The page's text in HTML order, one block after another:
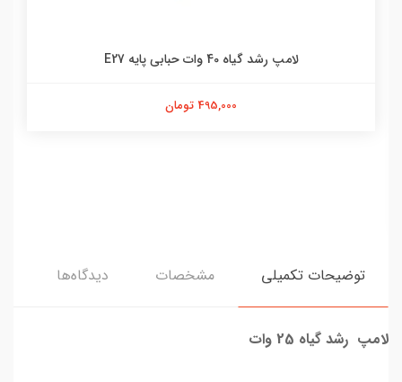
لامپ رشد گیاه 40 وات حبابی پایه E27
495,000 تومان
توضیحات تکمیلی مشخصات دیدگاه‌ها
لامپ رشد گیاه 25 وات